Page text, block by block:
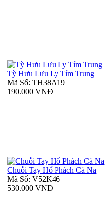
Tỳ Hưu Lưu Ly Tím Trung
Mã Số: TH38A19
190.000 VNĐ
Chuỗi Tay Hổ Phách Cà Na
Mã Số: V52K46
530.000 VNĐ